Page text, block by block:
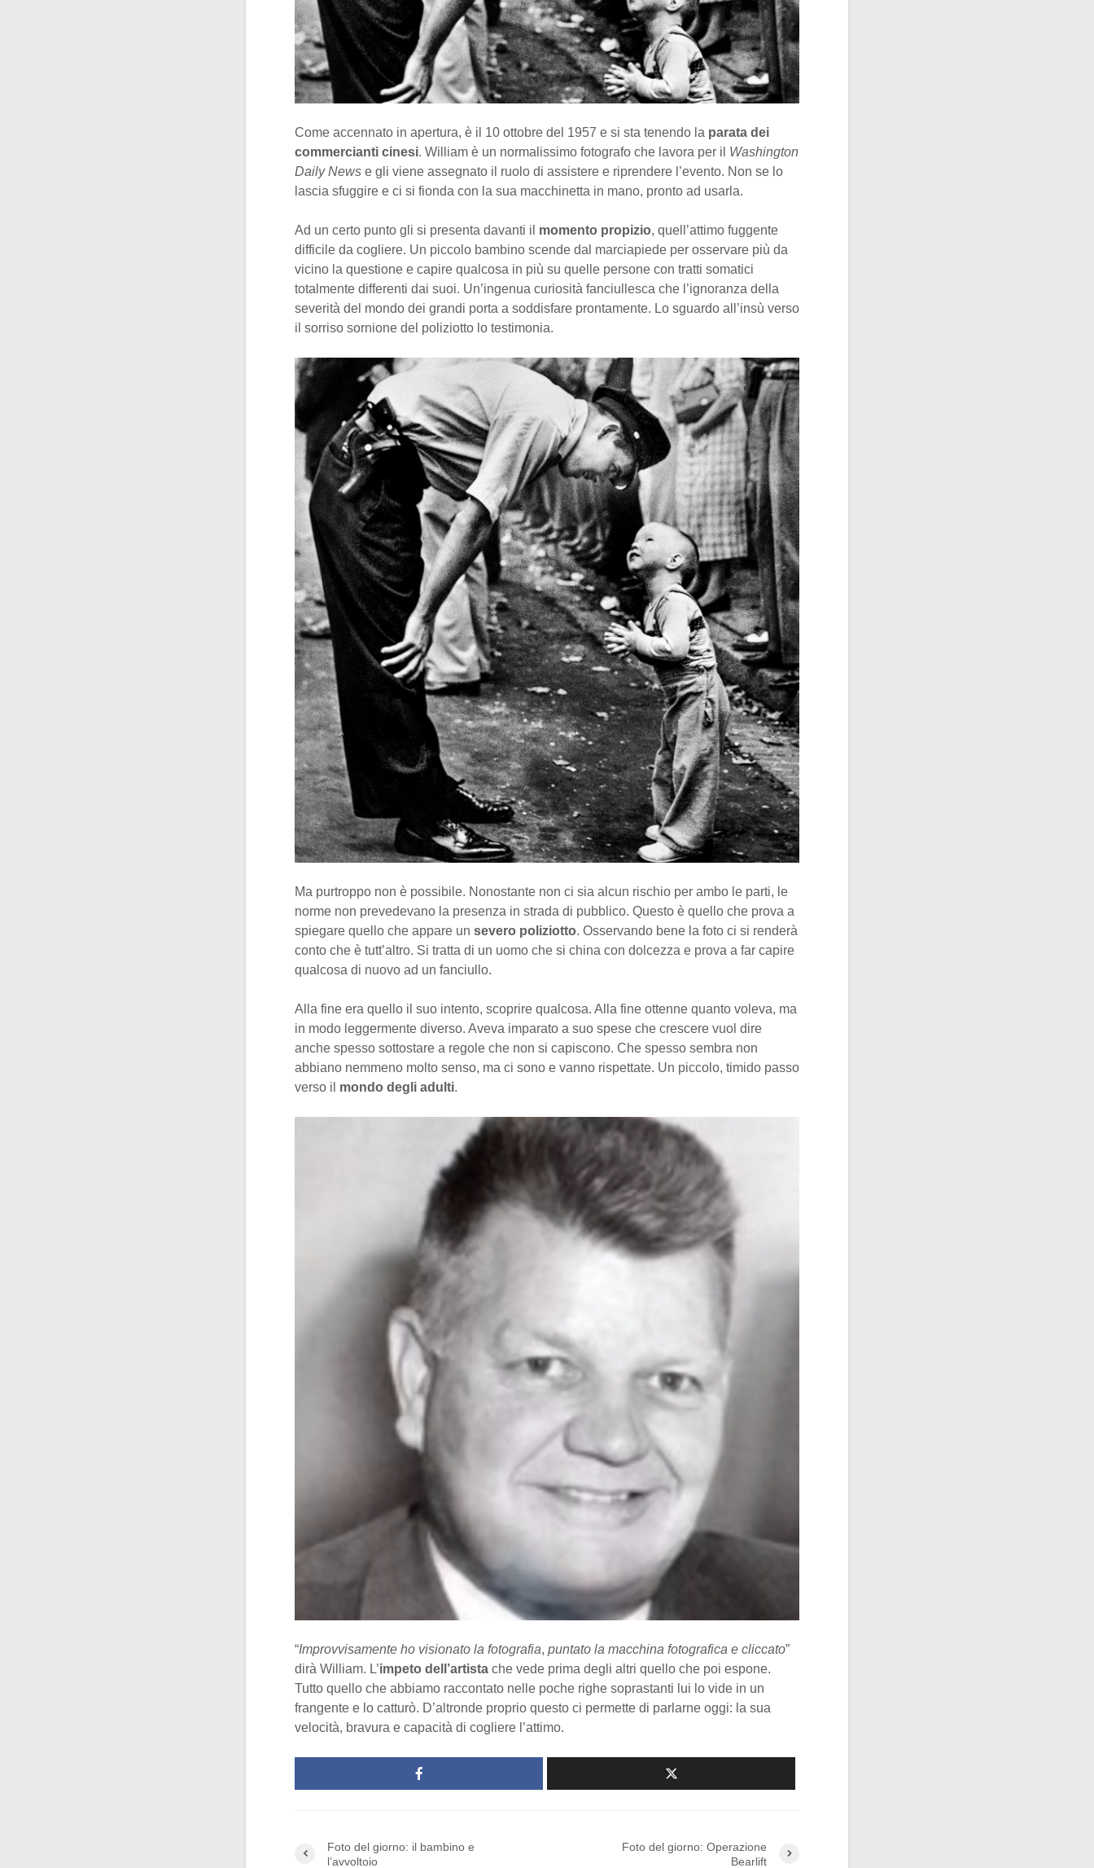
Come accennato in apertura, è il 10 ottobre del 1957 e si sta tenendo la parata dei
commercianti cinesi. William è un normalissimo fotografo che lavora per il Washington
Daily News e gli viene assegnato il ruolo di assistere e riprendere l’evento. Non se lo
lascia sfuggire e ci si fionda con la sua macchinetta in mano, pronto ad usarla.
Ad un certo punto gli si presenta davanti il momento propizio, quell’attimo fuggente
difficile da cogliere. Un piccolo bambino scende dal marciapiede per osservare più da
vicino la questione e capire qualcosa in più su quelle persone con tratti somatici
totalmente differenti dai suoi. Un’ingenua curiosità fanciullesca che l’ignoranza della
severità del mondo dei grandi porta a soddisfare prontamente. Lo sguardo all’insù verso
il sorriso sornione del poliziotto lo testimonia.
Ma purtroppo non è possibile. Nonostante non ci sia alcun rischio per ambo le parti, le
norme non prevedevano la presenza in strada di pubblico. Questo è quello che prova a
spiegare quello che appare un severo poliziotto. Osservando bene la foto ci si renderà
conto che è tutt’altro. Si tratta di un uomo che si china con dolcezza e prova a far capire
qualcosa di nuovo ad un fanciullo.
Alla fine era quello il suo intento, scoprire qualcosa. Alla fine ottenne quanto voleva, ma
in modo leggermente diverso. Aveva imparato a suo spese che crescere vuol dire
anche spesso sottostare a regole che non si capiscono. Che spesso sembra non
abbiano nemmeno molto senso, ma ci sono e vanno rispettate. Un piccolo, timido passo
verso il mondo degli adulti.
“Improvvisamente ho visionato la fotografia, puntato la macchina fotografica e cliccato”
dirà William. L’impeto dell’artista che vede prima degli altri quello che poi espone.
Tutto quello che abbiamo raccontato nelle poche righe soprastanti lui lo vide in un
frangente e lo catturò. D’altronde proprio questo ci permette di parlarne oggi: la sua
velocità, bravura e capacità di cogliere l’attimo.
Foto del giorno: il bambino e
l’avvoltoio
Foto del giorno: Operazione
Bearlift